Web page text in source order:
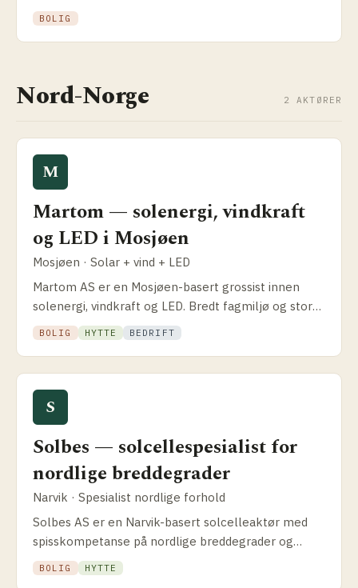
tjenester de tilbyr og hvorfor lokalt samvirke gir
unik trygghet for solcelle­kunder.
BOLIG
Nord-Norge 2 AKTØRER
M
Martom — solenergi, vindkraft
og LED i Mosjøen
Mosjøen · Solar + vind + LED
Martom AS er en Mosjøen-basert grossist innen
solenergi, vindkraft og LED. Bredt fagmiljø og stor
geografisk dekning fra Helgeland.
BOLIG HYTTE BEDRIFT
S
Solbes — solcellespesialist for
nordlige breddegrader
Narvik · Spesialist nordlige forhold
Solbes AS er en Narvik-basert solcelleaktør med
spisskompetanse på nordlige breddegrader og
ekstreme forhold. Slik fungerer selskapet,
fagprofilen og hvor du står i forhold til andre
BOLIG HYTTE